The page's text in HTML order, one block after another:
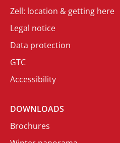
Zell: location & getting here
Legal notice
Data protection
GTC
Accessibility
DOWNLOADS
Brochures